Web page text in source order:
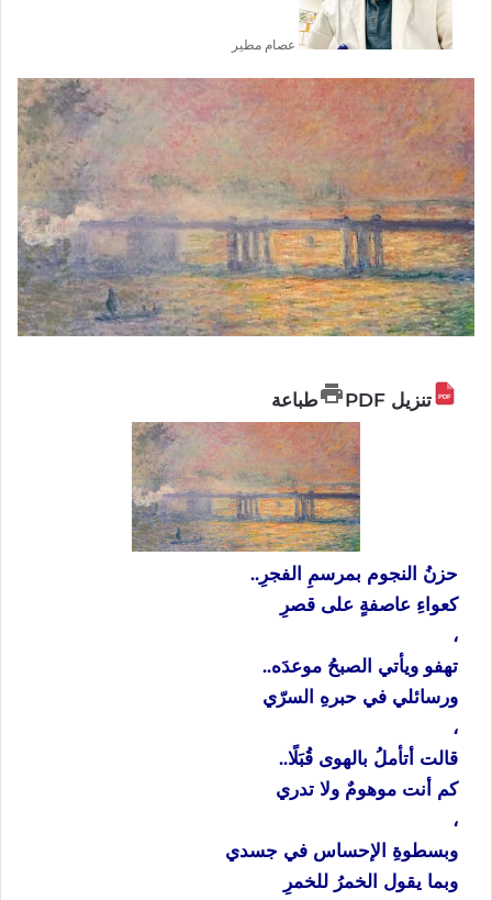
عصام مطير
تنزيل PDF طباعة
حزنُ النجوم بمرسمِ الفجرِ ..
كعواءِ عاصفةٍ على قصرِ
،
تهفو ويأتي الصبحُ موعدَه..
ورسائلي في حبرهِ السرّي
،
قالت أتأملُ بالهوى قُبَلًا..
كم أنت موهومٌ ولا تدري
،
وبسطوةِ الإحساس في جسدي
وبما يقول الخمرُ للخمرِ